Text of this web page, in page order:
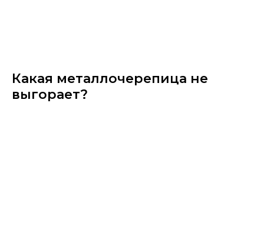
Какая металлочерепица не
выгорает?